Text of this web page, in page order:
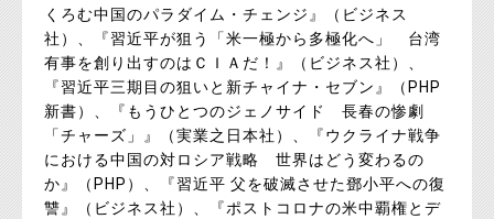
くろむ中国のパラダイム・チェンジ』（ビジネス
社）、『習近平が狙う「米一極から多極化へ」 台湾
有事を創り出すのはＣＩＡだ！』（ビジネス社）、
『習近平三期目の狙いと新チャイナ・セブン』（PHP
新書）、『もうひとつのジェノサイド 長春の惨劇
「チャーズ」』（実業之日本社）、『ウクライナ戦争
における中国の対ロシア戦略 世界はどう変わるの
か』（PHP）、『習近平 父を破滅させた鄧小平への復
讐』（ビジネス社）、『ポストコロナの米中覇権とデ